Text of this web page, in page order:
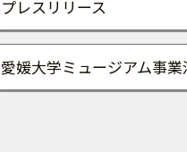
プレスリリース
愛媛大学ミュージアム事業